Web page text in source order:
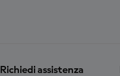
Richiedi assistenza